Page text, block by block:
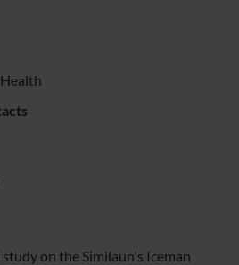
on the Similaun's Iceman